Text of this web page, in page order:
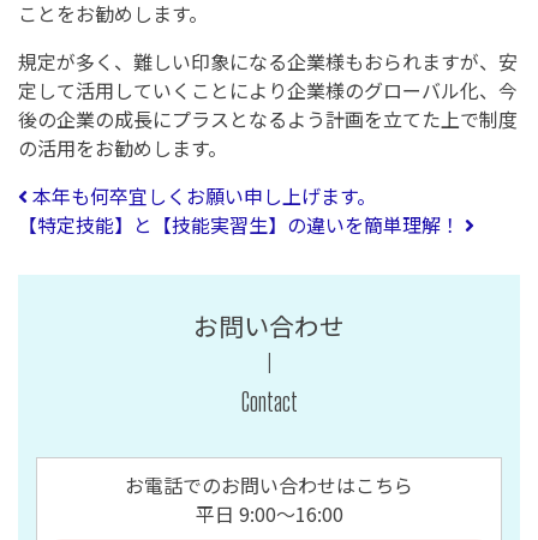
ことをお勧めします。
規定が多く、難しい印象になる企業様もおられますが、安
定して活用していくことにより企業様のグローバル化、今
後の企業の成長にプラスとなるよう計画を立てた上で制度
の活用をお勧めします。
投稿ナビゲーション
本年も何卒宜しくお願い申し上げます。
【特定技能】と【技能実習生】の違いを簡単理解！
お問い合わせ
Contact
お電話でのお問い合わせはこちら
平日 9:00〜16:00